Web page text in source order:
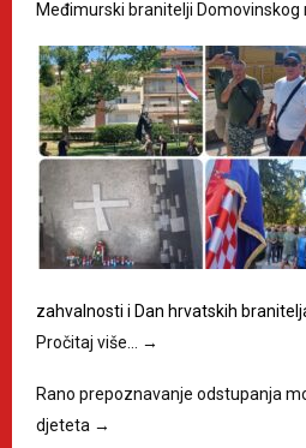
Međimurski branitelji Domovinskog
zahvalnosti i Dan hrvatskih
Pročitaj više…
→
Rano prepoznavanje odstupanja
djeteta →